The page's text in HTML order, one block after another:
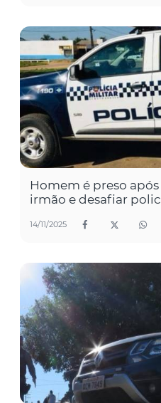
Homem é preso
irmão e desafiar
14/11/2025